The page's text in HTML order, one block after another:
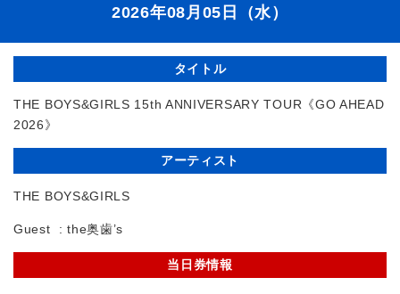
2026年08月05日（水）
タイトル
THE BOYS&GIRLS 15th ANNIVERSARY TOUR《GO AHEAD
2026》
アーティスト
THE BOYS&GIRLS
Guest : the奥歯’s
当日券情報